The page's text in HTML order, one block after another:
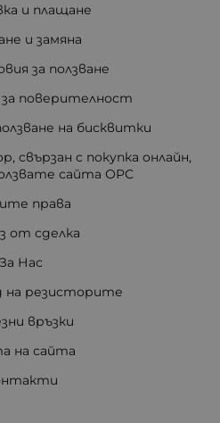
и плащане
и замяна
за ползване
поверителност
на бисквитки
свързан с покупка онлайн,
сайта ОРС
права
от сделка
За Нас
на резисторите
връзки
на сайта